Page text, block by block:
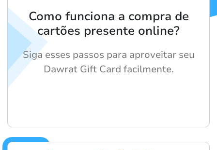
Como funciona a compra de
cartões presente online?
Siga esses passos para aproveitar seu
Dawrat Gift Card facilmente.